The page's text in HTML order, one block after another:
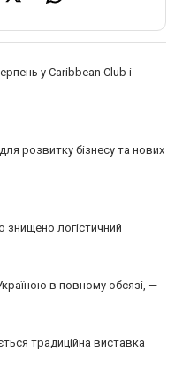
у Caribbean Club і
розвитку бізнесу та нових
знищено логістичний
в повному обсязі, —
традиційна виставка